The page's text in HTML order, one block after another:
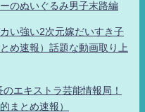
のぬいぐるみ男子末路編
い強い2次元嫁だいすき子
め速報）話題な動画取り上
エキストラ芸能情報局！
まとめ速報）